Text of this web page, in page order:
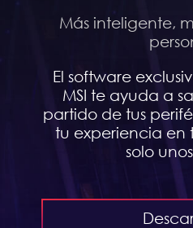
Más inteligente,
El software
MSI te ayuda a
partido de tus
tu experiencia en
solo unos